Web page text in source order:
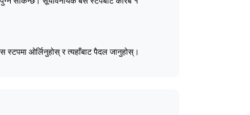
स्टपमा ओर्लिनुहोस् र त्यहाँबाट पैदल जानुहोस्।